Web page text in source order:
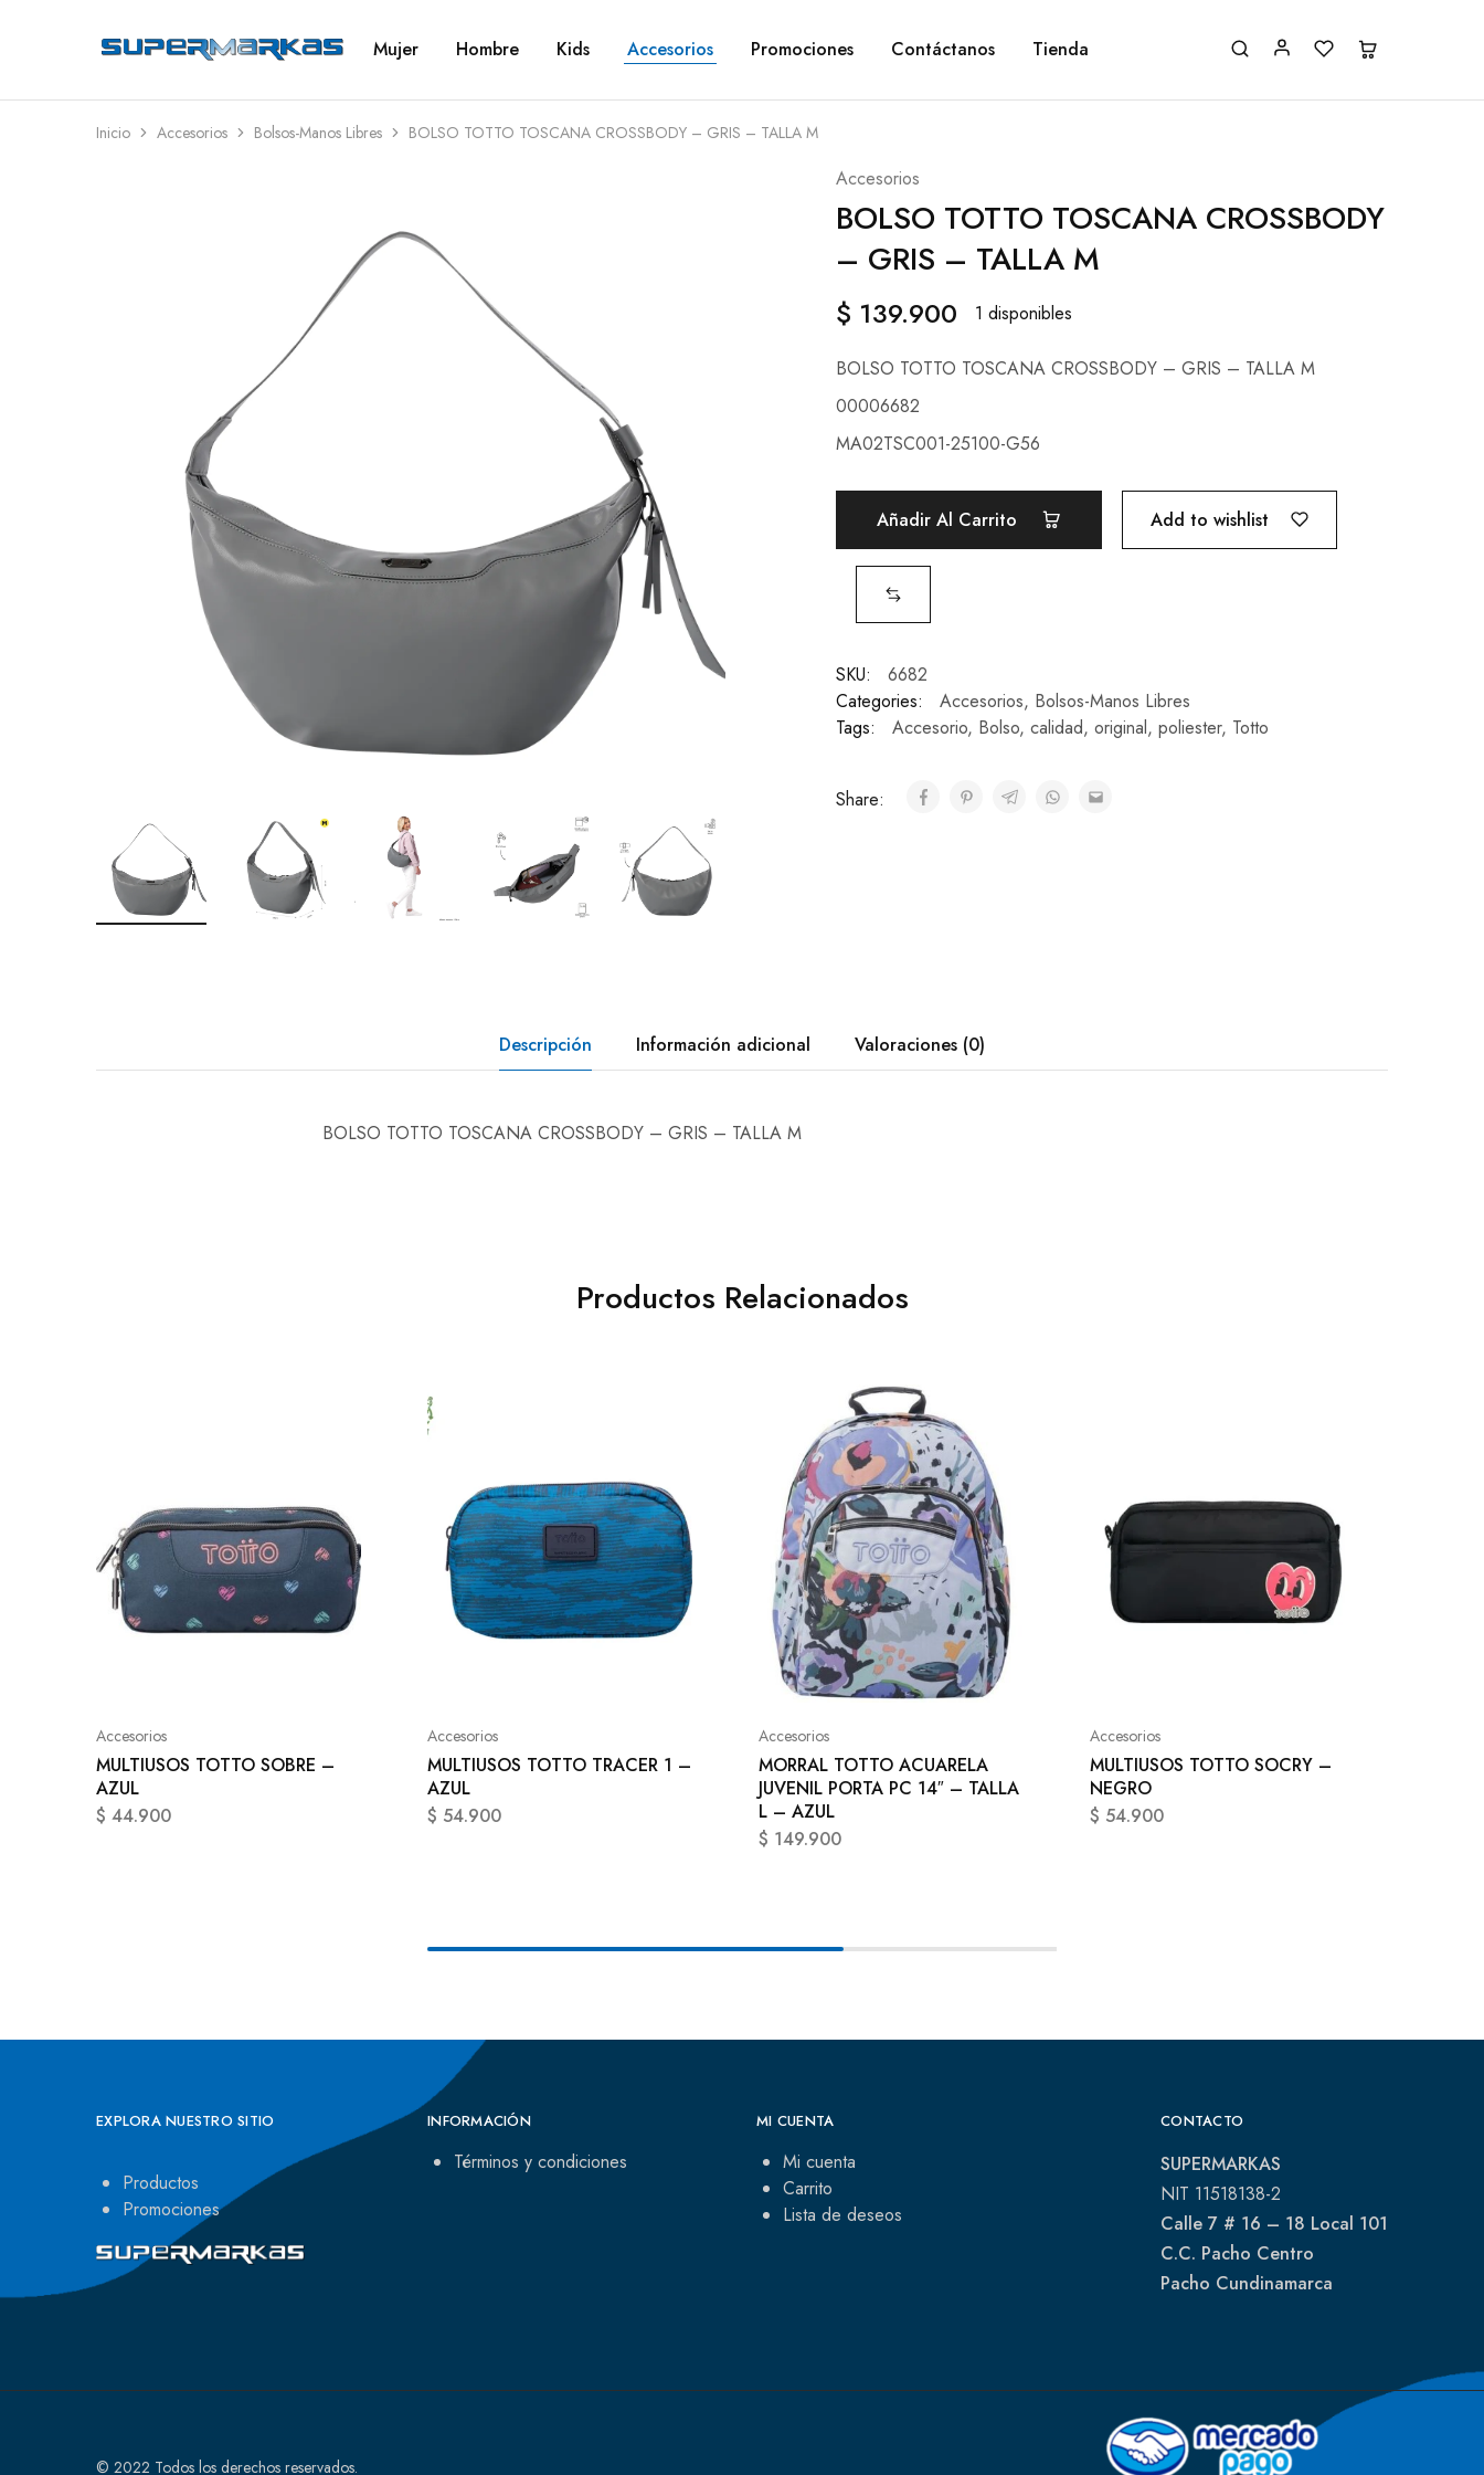
SuperMarkas
Ropa
Envío
gratis*
Mujer Hombre Kids Accesorios Promociones Contáctanos Tienda
Inicio Accesorios Bolsos-Manos Libres BOLSO TOTTO TOSCANA CROSSBODY – GRIS – TALLA M
Accesorios
BOLSO TOTTO TOSCANA CROSSBODY
– GRIS – TALLA M
$ 139.900 1 disponibles
BOLSO TOTTO TOSCANA CROSSBODY – GRIS – TALLA M
00006682
MA02TSC001-25100-G56
Añadir Al Carrito Add to wishlist
SKU:
6682
Categories:
Accesorios, Bolsos-Manos Libres
Tags:
Accesorio, Bolso, calidad, original, poliester, Totto
Share:
Descripción Información adicional Valoraciones (0)
BOLSO TOTTO TOSCANA CROSSBODY – GRIS – TALLA M
Productos Relacionados
Accesorios
MULTIUSOS TOTTO SOBRE –
AZUL
$ 44.900
Accesorios
MULTIUSOS TOTTO TRACER 1 –
AZUL
$ 54.900
Accesorios
MORRAL TOTTO ACUARELA
JUVENIL PORTA PC 14″ – TALLA
L – AZUL
$ 149.900
Accesorios
MULTIUSOS TOTTO SOCRY –
NEGRO
$ 54.900
EXPLORA NUESTRO SITIO
Productos
Promociones
INFORMACIÓN
Términos y condiciones
MI CUENTA
Mi cuenta
Carrito
Lista de deseos
CONTACTO
SUPERMARKAS
NIT 11518138-2
Calle 7 # 16 – 18 Local 101
C.C. Pacho Centro
Pacho Cundinamarca
© 2022 Todos los derechos reservados.